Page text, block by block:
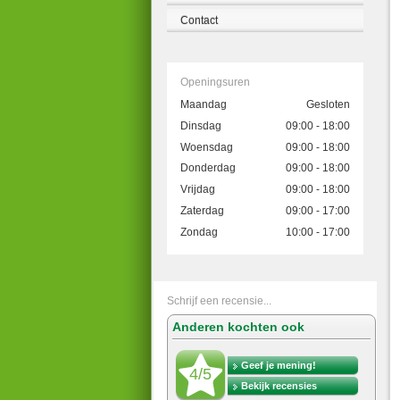
Contact
Openingsuren
Maandag
Gesloten
Dinsdag
09:00 - 18:00
Woensdag
09:00 - 18:00
Donderdag
09:00 - 18:00
Vrijdag
09:00 - 18:00
Zaterdag
09:00 - 17:00
Zondag
10:00 - 17:00
Schrijf een recensie...